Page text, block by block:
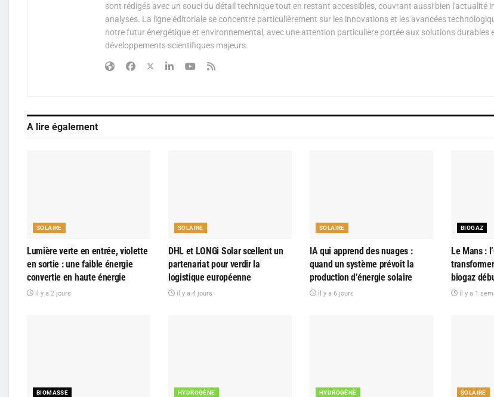
sont rédigés avec un souci du détail technique tout en restant accessibles, couvrant aussi bien l'actualité
analyses. La ligne éditoriale se concentre particulièrement sur les innovations et les avancées
notre futur énergétique et environnemental, avec une attention particulière portée aux solutions durables
développements scientifiques majeurs.
A lire également
SOLAIRE
Lumière verte en entrée, violette
en sortie : une faible énergie
convertie en haute énergie
il y a 2 jours
SOLAIRE
DHL et LONGi Solar scellent un
partenariat pour verdir la
logistique européenne
il y a 4 jours
SOLAIRE
IA qui apprend des nuages :
quand un système prévoit la
production d’énergie solaire
il y a 6 jours
BIOGAZ
Le Mans :
biogaz
il y a 1
BIOMASSE HYDROGÈNE HYDROGÈNE SOLAIRE